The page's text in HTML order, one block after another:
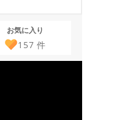
お気に入り
157 件